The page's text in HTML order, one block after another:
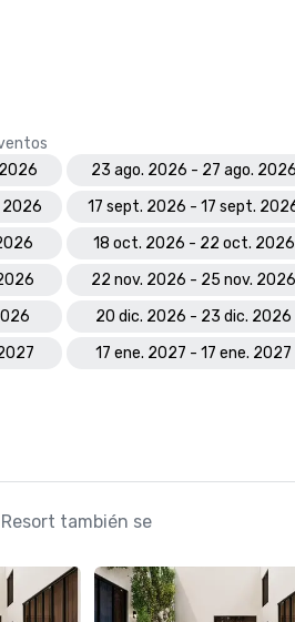
23 ago. 2026 - 27 ago. 2026
2026 17 sept. 2026 - 17 sept.
18 oct. 2026 - 22 oct. 2026
22 nov. 2026 - 25 nov. 2026
20 dic. 2026 - 23 dic. 2026
17 ene. 2027 - 17 ene. 2027
también se